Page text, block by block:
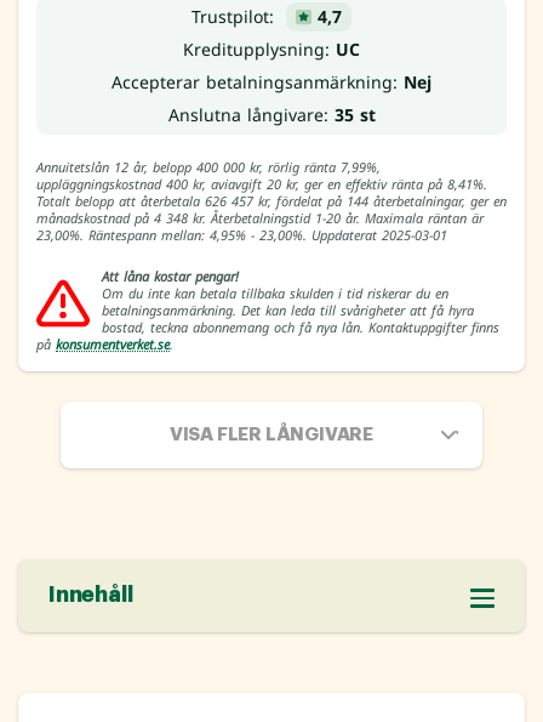
Trustpilot:
4,7
Kreditupplysning: UC
Accepterar betalningsanmärkning: Nej
Anslutna långivare: 35 st
Annuitetslån 12 år, belopp 400 000 kr, rörlig ränta 7,99%,
uppläggningskostnad 400 kr, aviavgift 20 kr, ger en effektiv ränta på 8,41%.
Totalt belopp att återbetala 626 457 kr, fördelat på 144 återbetalningar, ger en
månadskostnad på 4 348 kr. Återbetalningstid 1-20 år. Maximala räntan är
23,00%. Räntespann mellan: 4,95% - 23,00%. Uppdaterat 2025-03-01
Att låna kostar pengar!
Om du inte kan betala tillbaka skulden i tid riskerar du en
betalningsanmärkning. Det kan leda till svårigheter att få hyra
bostad, teckna abonnemang och få nya lån. Kontaktuppgifter finns
på konsumentverket.se.
VISA FLER LÅNGIVARE
Innehåll